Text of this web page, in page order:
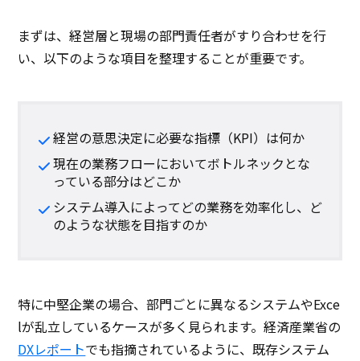
まずは、経営層と現場の部門責任者がすり合わせを行
い、以下のような項目を整理することが重要です。
経営の意思決定に必要な指標（KPI）は何か
現在の業務フローにおいてボトルネックとな
っている部分はどこか
システム導入によってどの業務を効率化し、ど
のような状態を目指すのか
特に中堅企業の場合、部門ごとに異なるシステムやExce
lが乱立しているケースが多く見られます。経済産業省の
DXレポートでも指摘されているように、既存システム